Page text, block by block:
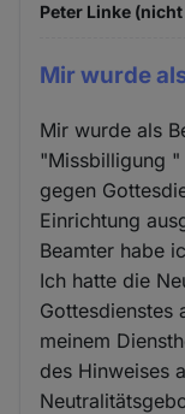
Peter Linke
Mir wurde
Mir wurde als
"Missbilligung
gegen
Einrichtung
Beamter habe
Ich hatte die
Gottesdienstes
meinem
des Hinweises